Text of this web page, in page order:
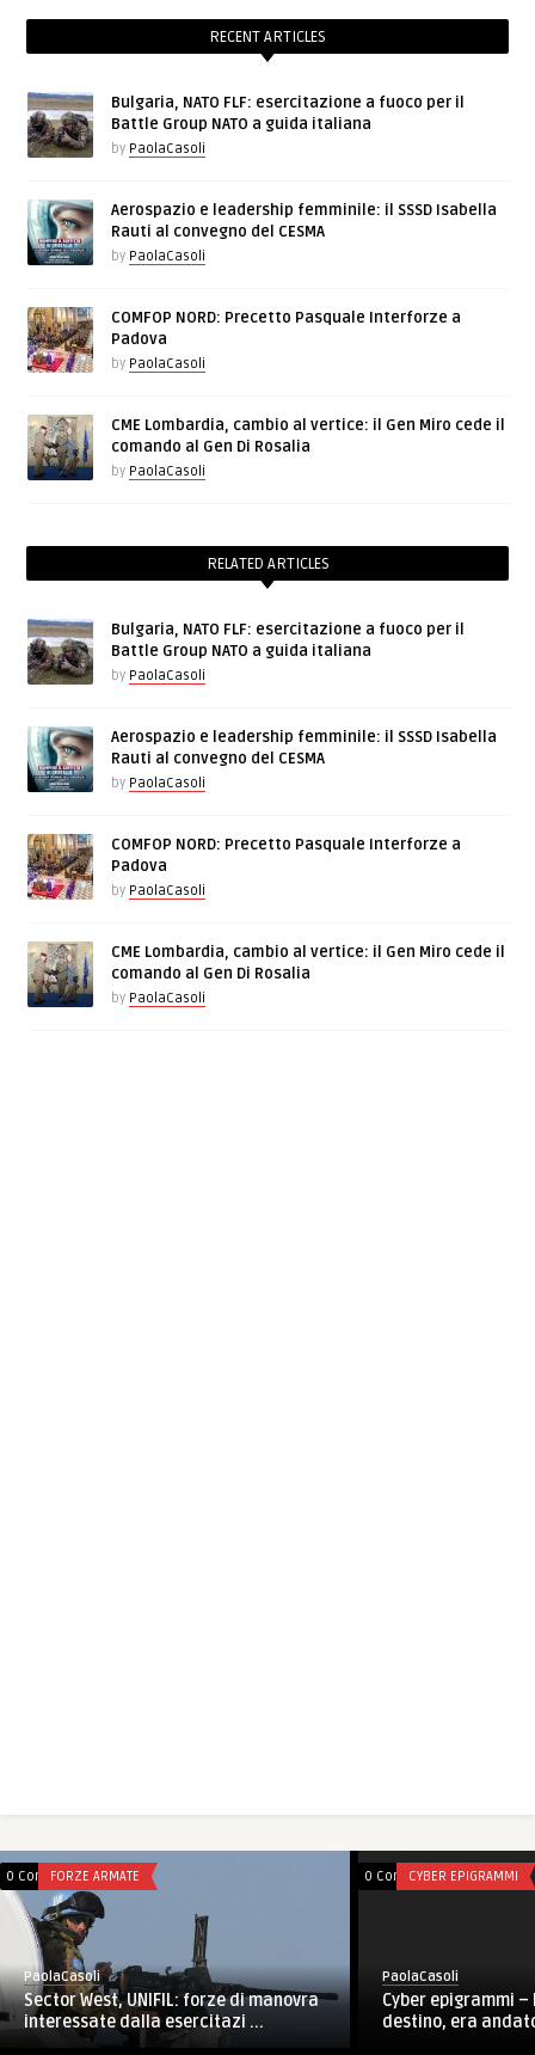
RECENT ARTICLES
Bulgaria, NATO FLF: esercitazione a fuoco per il
Battle Group NATO a guida italiana
by PaolaCasoli
Aerospazio e leadership femminile: il SSSD Isabella
Rauti al convegno del CESMA
by PaolaCasoli
COMFOP NORD: Precetto Pasquale Interforze a
Padova
by PaolaCasoli
CME Lombardia, cambio al vertice: il Gen Miro cede il
comando al Gen Di Rosalia
by PaolaCasoli
RELATED ARTICLES
Bulgaria, NATO FLF: esercitazione a fuoco per il
Battle Group NATO a guida italiana
by PaolaCasoli
Aerospazio e leadership femminile: il SSSD Isabella
Rauti al convegno del CESMA
by PaolaCasoli
COMFOP NORD: Precetto Pasquale Interforze a
Padova
by PaolaCasoli
CME Lombardia, cambio al vertice: il Gen Miro cede il
comando al Gen Di Rosalia
by PaolaCasoli
0 CommentsFORZE ARMATE
PaolaCasoli
Sector West, UNIFIL: forze di manovra
interessate dalla esercitazi ...
0 CommentsCYBER EPIGRAMMI
PaolaCasoli
Cyber epigrammi
destino, era